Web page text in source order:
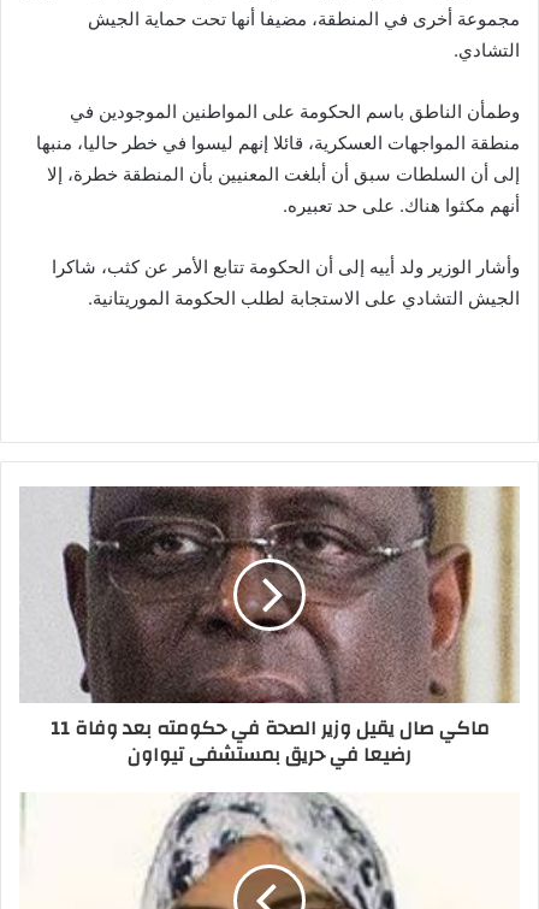
مجموعة أخرى في المنطقة، مضيفا أنها تحت حماية الجيش
التشادي.
وطمأن الناطق باسم الحكومة على المواطنين الموجودين في
منطقة المواجهات العسكرية، قائلا إنهم ليسوا في خطر حاليا، منبها
إلى أن السلطات سبق أن أبلغت المعنيين بأن المنطقة خطرة، إلا
أنهم مكثوا هناك. على حد تعبيره.
وأشار الوزير ولد أييه إلى أن الحكومة تتابع الأمر عن كثب، شاكرا
الجيش التشادي على الاستجابة لطلب الحكومة الموريتانية.
ماكي صال يقيل وزير الصحة في حكومته بعد وفاة 11
رضيعا في حريق بمستشفى تيواون